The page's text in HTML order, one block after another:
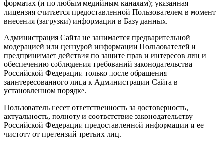
форматах (и по любым медийным каналам); указанная
лицензия считается предоставленной Пользователем в момент
внесения (загрузки) информации в Базу данных.
Администрация Сайта не занимается предварительной
модерацией или цензурой информации Пользователей и
предпринимает действия по защите прав и интересов лиц и
обеспечению соблюдения требований законодательства
Российской Федерации только после обращения
заинтересованного лица к Администрации Сайта в
установленном порядке.
Пользователь несет ответственность за достоверность,
актуальность, полноту и соответствие законодательству
Российской Федерации предоставленной информации и ее
чистоту от претензий третьих лиц.